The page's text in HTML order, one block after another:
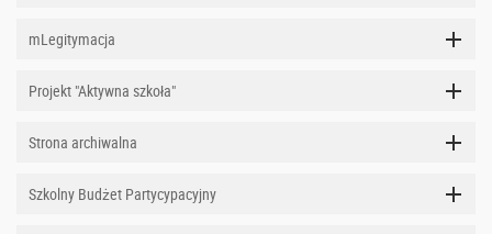
mLegitymacja
Projekt "Aktywna szkoła"
Strona archiwalna
Szkolny Budżet Partycypacyjny